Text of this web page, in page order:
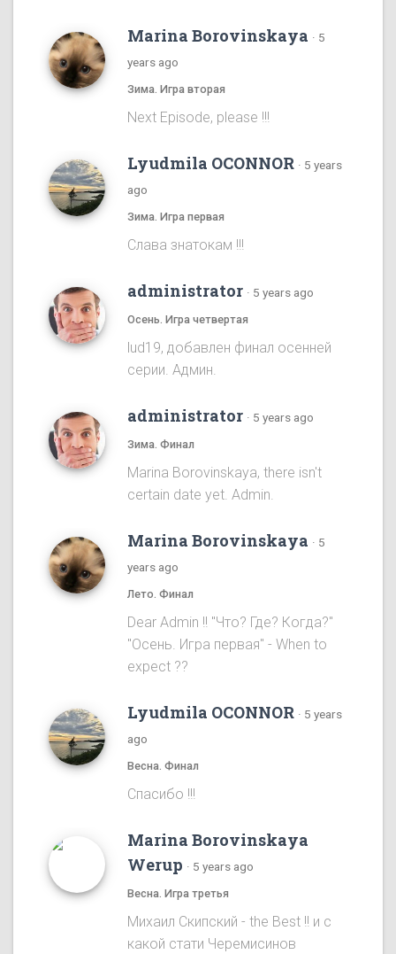
Marina Borovinskaya · 5
years ago
Зима. Игра вторая
Next Episode, please !!!
Lyudmila OCONNOR · 5 years
ago
Зима. Игра первая
Cлава знатокам !!!
administrator · 5 years ago
Осень. Игра четвертая
lud19, добавлен финал осенней
серии. Админ.
administrator · 5 years ago
Зима. Финал
Marina Borovinskaya, there isn't
certain date yet. Admin.
Marina Borovinskaya · 5
years ago
Лето. Финал
Dear Admin !! "Что? Где? Когда?"
"Осень. Игра первая" - When to
expect ??
Lyudmila OCONNOR · 5 years
ago
Весна. Финал
Спасибо !!!
Marina Borovinskaya
Werup · 5 years ago
Весна. Игра третья
Михаил Скипский - the Best !! и с
какой стати Черемисинов